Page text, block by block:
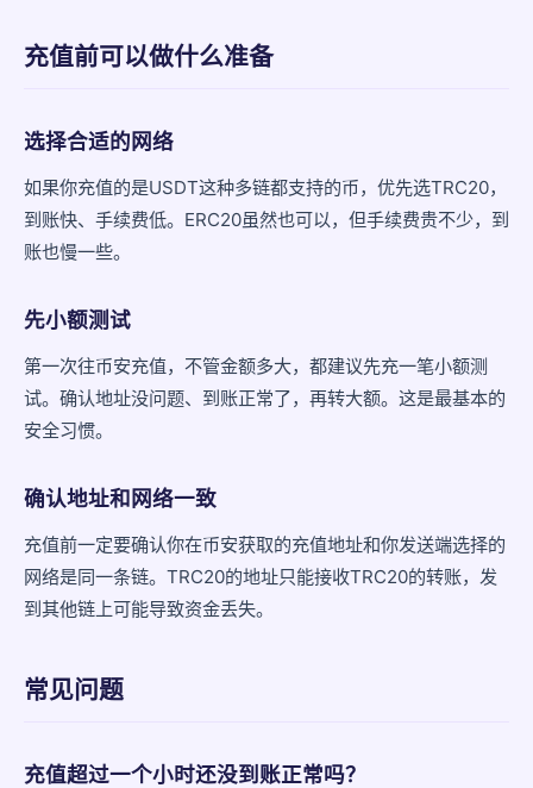
充值前可以做什么准备
选择合适的网络
如果你充值的是USDT这种多链都支持的币，优先选TRC20，
到账快、手续费低。ERC20虽然也可以，但手续费贵不少，到
账也慢一些。
先小额测试
第一次往币安充值，不管金额多大，都建议先充一笔小额测
试。确认地址没问题、到账正常了，再转大额。这是最基本的
安全习惯。
确认地址和网络一致
充值前一定要确认你在币安获取的充值地址和你发送端选择的
网络是同一条链。TRC20的地址只能接收TRC20的转账，发
到其他链上可能导致资金丢失。
常见问题
充值超过一个小时还没到账正常吗？